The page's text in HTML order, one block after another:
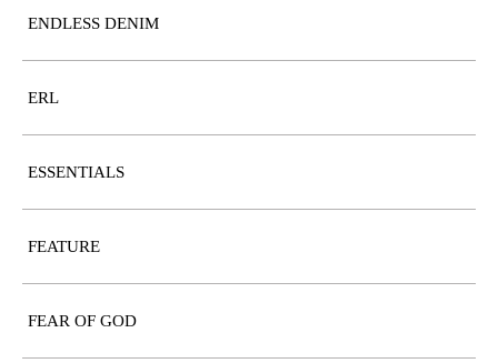
ENDLESS DENIM
ERL
ESSENTIALS
FEATURE
FEAR OF GOD